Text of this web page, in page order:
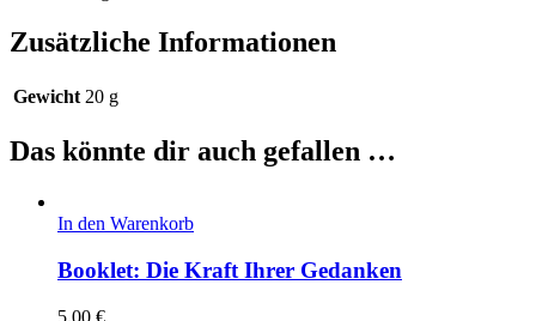
Zusätzliche Informationen
Gewicht 20 g
Das könnte dir auch gefallen …
In den Warenkorb
Booklet: Die Kraft Ihrer Gedanken
5,00 €